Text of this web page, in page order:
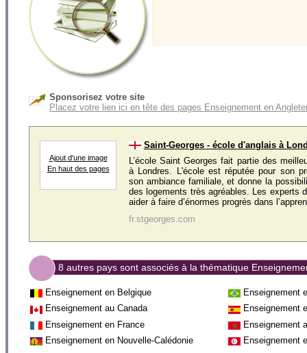
Sponsorisez votre site
Placez votre lien ici en tête des pages Enseignement en
Ajout d'une image
En haut des pages
Saint-Georges - école d'anglais à
L’école Saint Georges fait partie des
à Londres. L'école est réputée pour son
son ambiance familiale, et donne la
des logements très agréables. Les experts
aider à faire d’énormes progrès dans
fr.stgeorges.com
8 autres pays sont associés à la thématique
Enseignement en Belgique
Enseignement
Enseignement au Canada
Enseignement
Enseignement en France
Enseignement
Enseignement en Nouvelle-Calédonie
Enseignement